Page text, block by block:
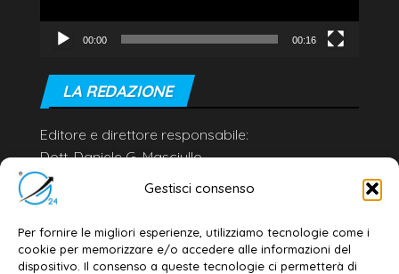
Gestisci consenso
Per fornire le migliori esperienze, utilizziamo tecnologie come i
cookie per memorizzare e/o accedere alle informazioni del
dispositivo. Il consenso a queste tecnologie ci permetterà di
00:00 00:16
LA REDAZIONE
Editore e direttore responsabile:
Dott. Daniele G. Masciullo
Email:
redazione@galatina24.it
Privacy policy–Cookie policy